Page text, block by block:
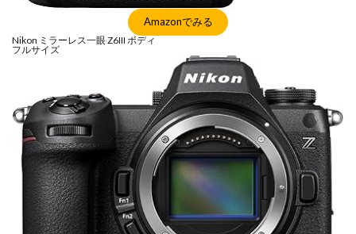
Amazonでみる
Nikon ミラーレス一眼 Z6III ボディ
フルサイズ